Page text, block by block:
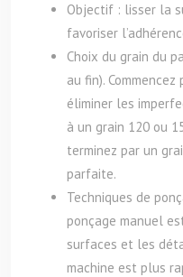
Objectif : lisser la
favoriser
Choix du grain du
au fin).
éliminer les
à un grain 120 ou
terminez par un
parfaite.
Techniques de
ponçage manuel
surfaces et les
machine est plus